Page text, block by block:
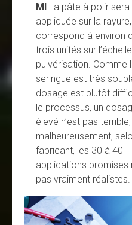
Ml La pâte à polir sera
appliquée sur la
correspond à environ
trois unités sur
pulvérisation. Comme
seringue est très
dosage est plutôt
le processus, un
élevé n’est pas
malheureusement,
fabricant, les 30 à 40
applications promises
pas vraiment réalistes.